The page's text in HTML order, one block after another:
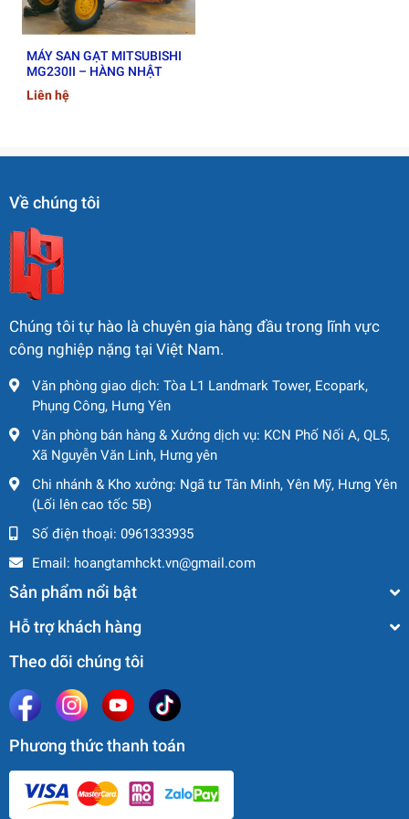
Phân loại máy san gạt phổ
biến
🔹Máy san gạt truyền động thủy lực
đầu tư thấp hơn.
công trình lớn cần cơ động.
Các thương hiệu máy san gạt
nổi bật
Chúng tôi phân phối các dòng máy san gạt từ các hãng
danh tiếng như:
CATERPILLAR – KOMATSU – MITSUBISHI –
DRESSTA – XCMG – GRADALL
Hàng nhập khẩu từ: Nhật Bản, Mỹ, Đức, Trung Quốc,
Hàn Quốc
Tại sao nên chọn máy san gạt
tại IHI GROUP?
🔧Sẵn kho nhiều dòng máy mới & đã qua sử dụng chất
lượng cao
Đầy đủ giấy tờ CO – CQ, hỗ trợ thủ tục nhanh gọn
🚚Giao hàng toàn quốc – hỗ trợ kỹ thuật tận nơi
💥 Giá cả cạnh tranh – Bảo hành uy tín – Dịch vụ hậu mãi
Liên Hệ Ngay Hôm Nay!
MÁY SAN GẠT MITSUBISHI
MG230II – HÀNG NHẬT
Liên hệ
Về chúng tôi
Chúng tôi tự hào là chuyên gia hàng đầu trong lĩnh vực
công nghiệp nặng tại Việt Nam.
Văn phòng giao dịch: Tòa L1 Landmark Tower, Ecopark,
Phụng Công, Hưng Yên
Văn phòng bán hàng & Xưởng dịch vụ: KCN Phố Nối A, QL5,
Xã Nguyễn Văn Linh, Hưng yên
Chi nhánh & Kho xưởng: Ngã tư Tân Minh, Yên Mỹ, Hưng Yên
(Lối lên cao tốc 5B)
Số điện thoại: 0961333935
Email: hoangtamhckt.vn@gmail.com
Sản phẩm nổi bật
Hỗ trợ khách hàng
Theo dõi chúng tôi
Phương thức thanh toán